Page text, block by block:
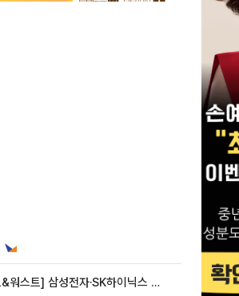
[베스트&워스트] 삼성전자·SK하이닉스 밀린 한 주…상상인증권은 85% 급등